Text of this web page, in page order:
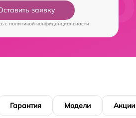
заявку
c политикой конфиденциальности
Гарантия Модели Акции